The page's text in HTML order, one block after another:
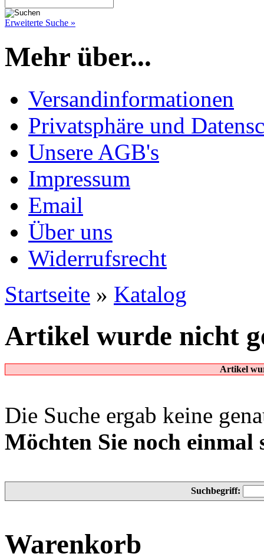
Erweiterte Suche »
Mehr über...
Versandinformationen
Privatsphäre und
Unsere AGB's
Impressum
Email
Über uns
Widerrufsrecht
Startseite » Katalog
Artikel wurde nicht
Artikel
Die Suche ergab keine
Möchten Sie noch einmal
Suchbegriff:
Warenkorb